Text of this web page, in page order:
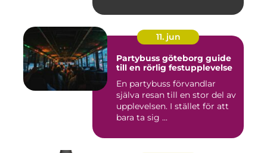
11. jun
Partybuss göteborg guide
till en rörlig festupplevelse
En partybuss förvandlar
själva resan till en stor del av
upplevelsen. I stället för att
bara ta sig ...